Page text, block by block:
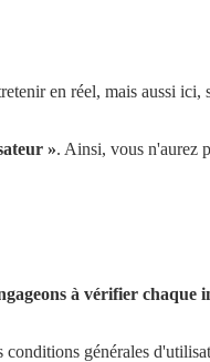
en réel, mais aussi
». Ainsi, vous n'aurez
à vérifier
générales